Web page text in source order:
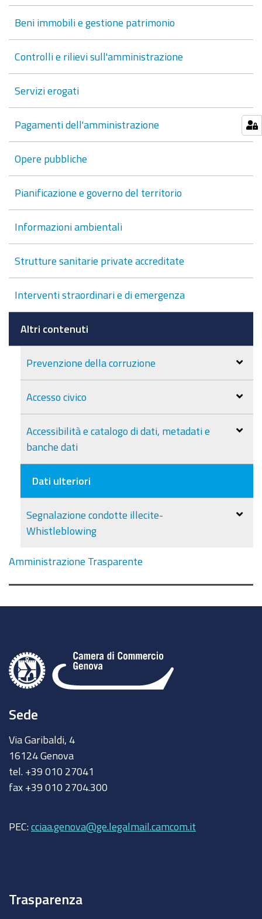
Beni immobili e gestione patrimonio
Controlli e rilievi sull'amministrazione
Servizi erogati
Pagamenti dell'amministrazione
Opere pubbliche
Pianificazione e governo del territorio
Informazioni ambientali
Strutture sanitarie private accreditate
Interventi straordinari e di emergenza
Altri contenuti
Prevenzione della corruzione
Accesso civico
Accessibilità e catalogo di dati, metadati e
banche dati
Dati ulteriori
Segnalazione condotte illecite-
Whistleblowing
Amministrazione Trasparente
Sede
Via Garibaldi, 4
16124 Genova
tel. +39 010 27041
fax +39 010 2704.300
PEC: cciaa.genova@ge.legalmail.camcom.it
Trasparenza